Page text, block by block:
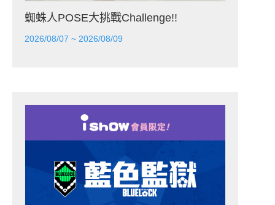
蜘蛛人POSE大挑戰Challenge!!
2026/08/07 ~ 2026/08/09